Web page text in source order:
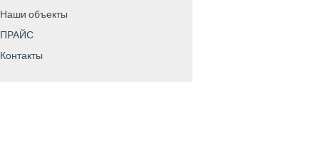
Наши объекты
ПРАЙС
Контакты